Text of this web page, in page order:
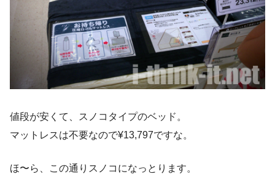
値段が安くて、スノコタイプのベッド。
マットレスは不要なので¥13,797ですな。
ほ〜ら、この通りスノコになっとります。